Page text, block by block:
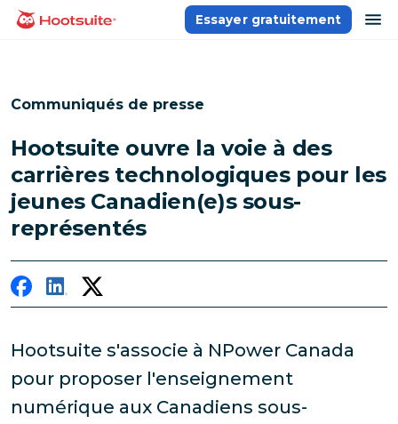
Aller
Accueil
Essayer gratuitement
Communiqués de presse
Hootsuite ouvre la voie à des
carrières technologiques pour les
jeunes Canadien(e)s sous-
représentés
Hootsuite s'associe à NPower Canada
pour proposer l'enseignement
numérique aux Canadiens sous-